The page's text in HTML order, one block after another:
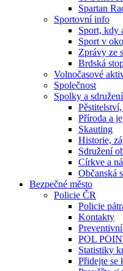
Spartan
Sportovní info
Sport, kdy
Sport v
Zprávy ze
Brdská
Volnočasové
Společnost
Spolky a sdružení
Příroda a
Skauting
Historie,
Sdružení
Církve a
Občanská
Bezpečné město
Policie ČR
Policie
Kontakty
POL
Statistiky
Přidejte se